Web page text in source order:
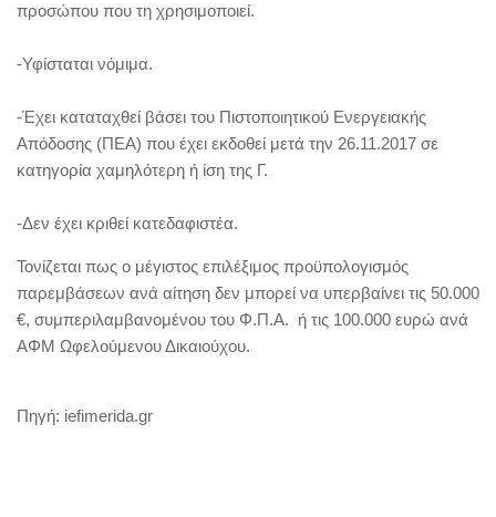
προσώπου που τη χρησιμοποιεί.
-Υφίσταται νόμιμα.
-Έχει καταταχθεί βάσει του Πιστοποιητικού Ενεργειακής
Απόδοσης (ΠΕΑ) που έχει εκδοθεί μετά την 26.11.2017 σε
κατηγορία χαμηλότερη ή ίση της Γ.
-Δεν έχει κριθεί κατεδαφιστέα.
Τονίζεται πως ο μέγιστος επιλέξιμος προϋπολογισμός
παρεμβάσεων ανά αίτηση δεν μπορεί να υπερβαίνει τις 50.000
€, συμπεριλαμβανομένου του Φ.Π.Α. ή τις 100.000 ευρώ ανά
ΑΦΜ Ωφελούμενου Δικαιούχου.
Πηγή: iefimerida.gr